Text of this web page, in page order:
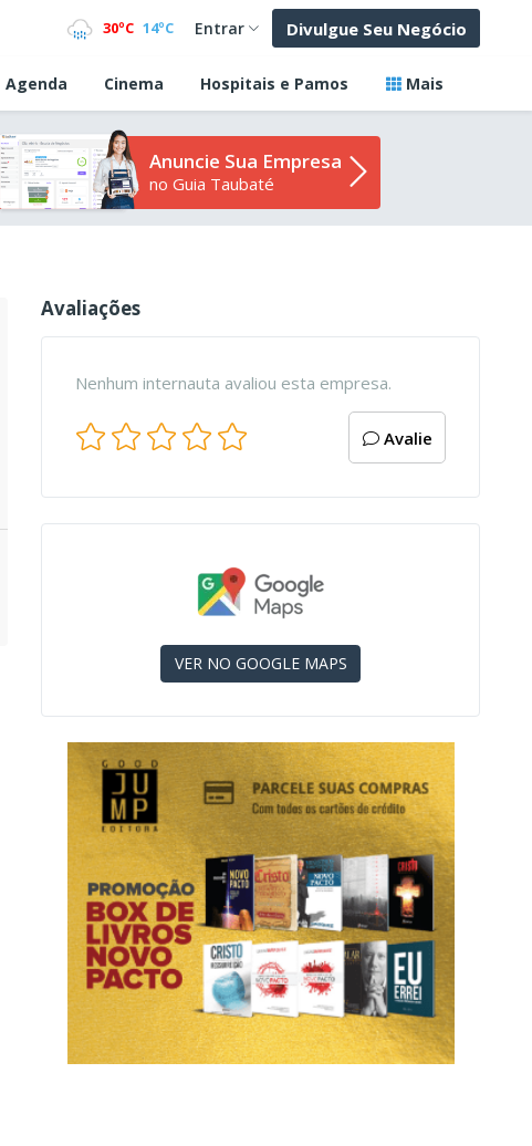
30ºC 14ºC Entrar Divulgue Seu Negócio
Agenda Cinema Hospitais e Pamos Mais
Anuncie Sua Empresa
no Guia Taubaté
Avaliações
Nenhum internauta avaliou esta empresa.
Avalie
VER NO GOOGLE MAPS